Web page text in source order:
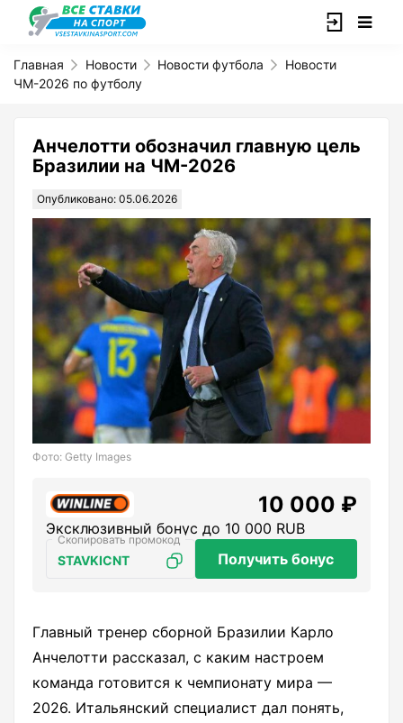
Главная Новости Новости футбола
Новости
ЧМ-2026 по футболу
Анчелотти обозначил главную цель
Бразилии на ЧМ-2026
Опубликовано: 05.06.2026
Фото: Getty Images
10 000 ₽
Эксклюзивный бонус до 10 000 RUB
STAVKICNT Получить бонус
Главный тренер сборной Бразилии Карло
Анчелотти рассказал, с каким настроем
команда готовится к чемпионату мира —
2026. Итальянский специалист дал понять,